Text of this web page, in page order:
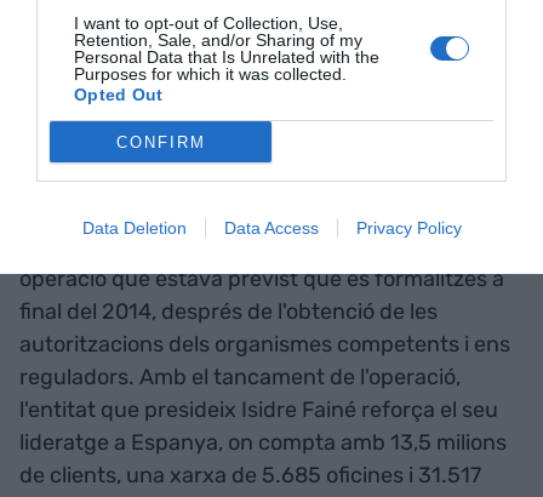
I want to opt-out of Collection, Use,
Retention, Sale, and/or Sharing of my
Personal Data that Is Unrelated with the
Purposes for which it was collected.
Opted Out
CONFIRM
Data Deletion Data Access Privacy Policy
CaixaBank. De la seva banda, el Grup Barclays
mantindrà a Espanya Barclaycard i el negoci de
banca d'inversió, activitats que no estan incloses
en l'operació.
Va ser el passat 31 d'agost quan CaixaBank va
anunciar l'adquisició del negoci de Barclays a
Espanya per uns 800 milions d'euros, una
operació que estava previst que es formalitzés a
final del 2014, després de l'obtenció de les
autoritzacions dels organismes competents i ens
reguladors. Amb el tancament de l'operació,
l'entitat que presideix Isidre Fainé reforça el seu
lideratge a Espanya, on compta amb 13,5 milions
de clients, una xarxa de 5.685 oficines i 31.517